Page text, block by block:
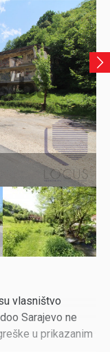
vlasništvo
Sarajevo ne
u prikazanim